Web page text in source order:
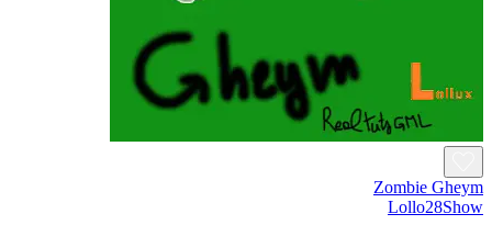
Zombie Gheym
Lollo28Show